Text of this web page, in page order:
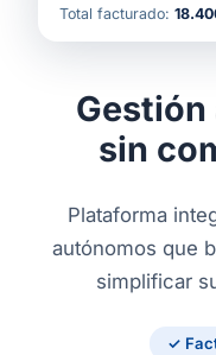
sin
Plataforma
autónomos que
simplificar
✓
Total facturado: